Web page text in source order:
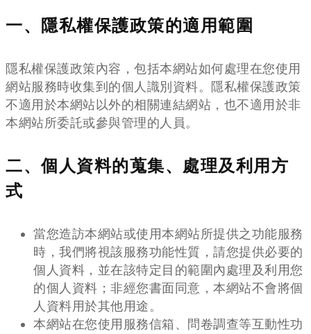
一、隱私權保護政策的適用範圍
隱私權保護政策內容，包括本網站如何處理在您使用
網站服務時收集到的個人識別資料。隱私權保護政策
不適用於本網站以外的相關連結網站，也不適用於非
本網站所委託或參與管理的人員。
二、個人資料的蒐集、處理及利用方
式
當您造訪本網站或使用本網站所提供之功能服務
時，我們將視該服務功能性質，請您提供必要的
個人資料，並在該特定目的範圍內處理及利用您
的個人資料；非經您書面同意，本網站不會將個
人資料用於其他用途。
本網站在您使用服務信箱、問卷調查等互動性功